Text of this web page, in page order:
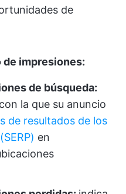
de
impresiones:
de búsqueda:
la que su anuncio
de resultados de los
en